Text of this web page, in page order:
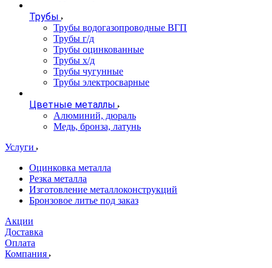
Трубы
Трубы водогазопроводные ВГП
Трубы г/д
Трубы оцинкованные
Трубы х/д
Трубы чугунные
Трубы электросварные
Цветные металлы
Алюминий, дюраль
Медь, бронза, латунь
Услуги
Оцинковка металла
Резка металла
Изготовление металлоконструкций
Бронзовое литье под заказ
Акции
Доставка
Оплата
Компания